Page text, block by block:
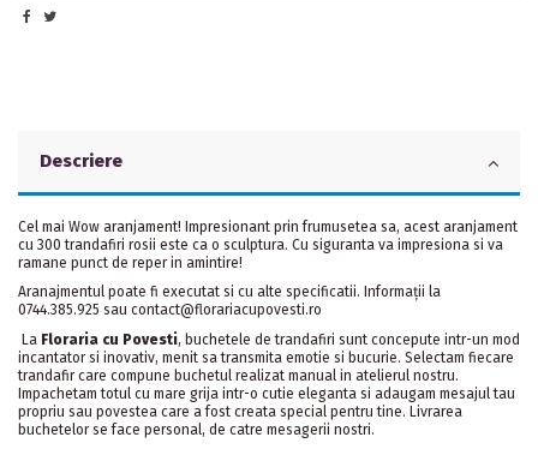
Descriere
Cel mai Wow aranjament! Impresionant prin frumusetea sa, acest aranjament
cu 300 trandafiri rosii este ca o sculptura. Cu siguranta va impresiona si va
ramane punct de reper in amintire!
Aranajmentul poate fi executat si cu alte specificatii. Informații la
0744.385.925 sau contact@florariacupovesti.ro
La Floraria cu Povesti, buchetele de trandafiri sunt concepute intr-un mod
incantator si inovativ, menit sa transmita emotie si bucurie. Selectam fiecare
trandafir care compune buchetul realizat manual in atelierul nostru.
Impachetam totul cu mare grija intr-o cutie eleganta si adaugam mesajul tau
propriu sau povestea care a fost creata special pentru tine. Livrarea
buchetelor se face personal, de catre mesagerii nostri.